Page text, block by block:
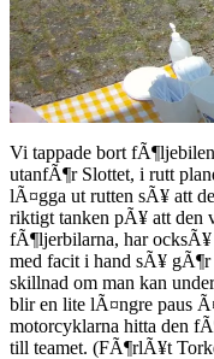
Vi tappade bort
utanfÃ¶r Slottet, i rutt
lÃ¤gga ut rutten sÃ¥ att
riktigt tanken pÃ¥ att den
fÃ¶ljerbilarna, har
med facit i hand sÃ¥
skillnad om man kan
blir en lite lÃ¤ngre paus
motorcyklarna hitta den
till teamet. (FÃ¶rlÃ¥t